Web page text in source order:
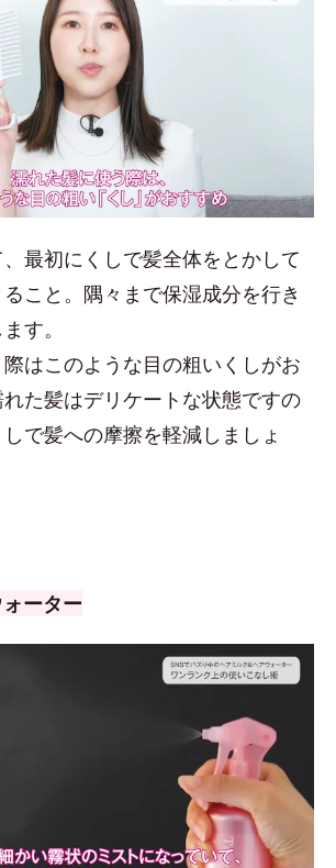
最初にくしで髪全体をとかして
こと。隅々まで保湿成分を行き
す。
はこのような目の粗いくしがお
た髪はデリケートな状態ですの
で髪への摩擦を軽減しましょ
ーター